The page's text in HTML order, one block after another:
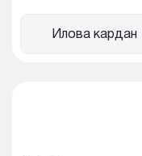
Илова кардан